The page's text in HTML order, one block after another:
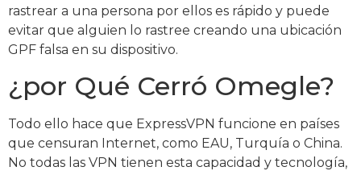
rastrear a una persona por ellos es rápido y puede
evitar que alguien lo rastree creando una ubicación
GPF falsa en su dispositivo.
¿por Qué Cerró Omegle?
Todo ello hace que ExpressVPN funcione en países
que censuran Internet, como EAU, Turquía o China.
No todas las VPN tienen esta capacidad y tecnología,